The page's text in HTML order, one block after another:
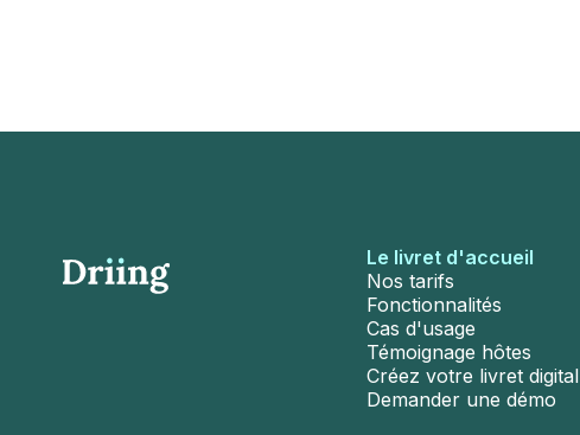
Le livret d'accueil
Nos tarifs
Fonctionnalités
Cas d'usage
Témoignage hôtes
Créez votre livret digital
Demander une démo